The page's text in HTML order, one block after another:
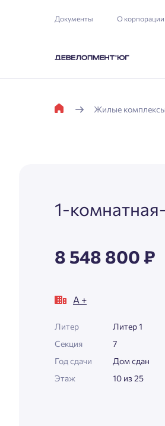
Документы О корпорации
Жилые комплексы
1-
8 548 800 ₽
А +
Литер
Литер 1
Секция
7
Год сдачи
Дом сдан
Этаж
10 из 25